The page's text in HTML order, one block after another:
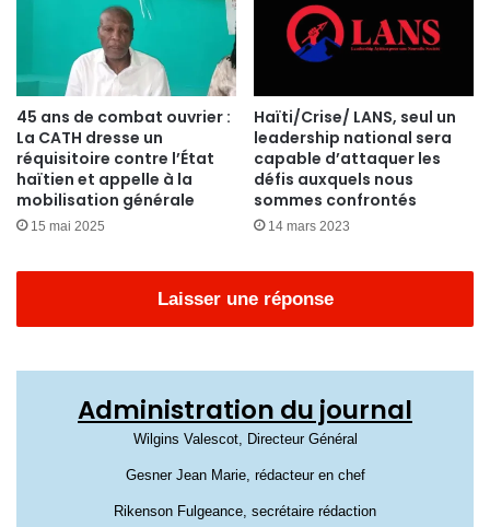
45 ans de combat ouvrier :
La CATH dresse un
réquisitoire contre l’État
haïtien et appelle à la
mobilisation générale
15 mai 2025
Haïti/Crise/ LANS, seul un
leadership national sera
capable d’attaquer les
défis auxquels nous
sommes confrontés
14 mars 2023
Laisser une réponse
Administration du journal
Wilgins Valescot, Directeur Général
Gesner Jean Marie, rédacteur en chef
Rikenson Fulgeance, secrétaire rédaction